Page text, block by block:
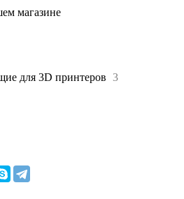
магазине
для 3D принтеров 3